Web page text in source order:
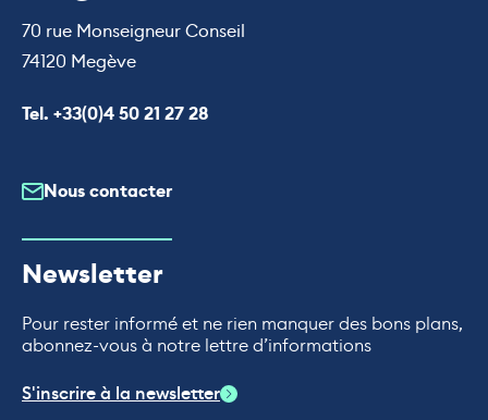
70 rue Monseigneur Conseil
74120 Megève
Appeler le
Tel. +33(0)4 50 21 27 28
Nous contacter
Newsletter
Pour rester informé et ne rien manquer des bons plans,
abonnez-vous à notre lettre d’informations
S'inscrire à la newsletter